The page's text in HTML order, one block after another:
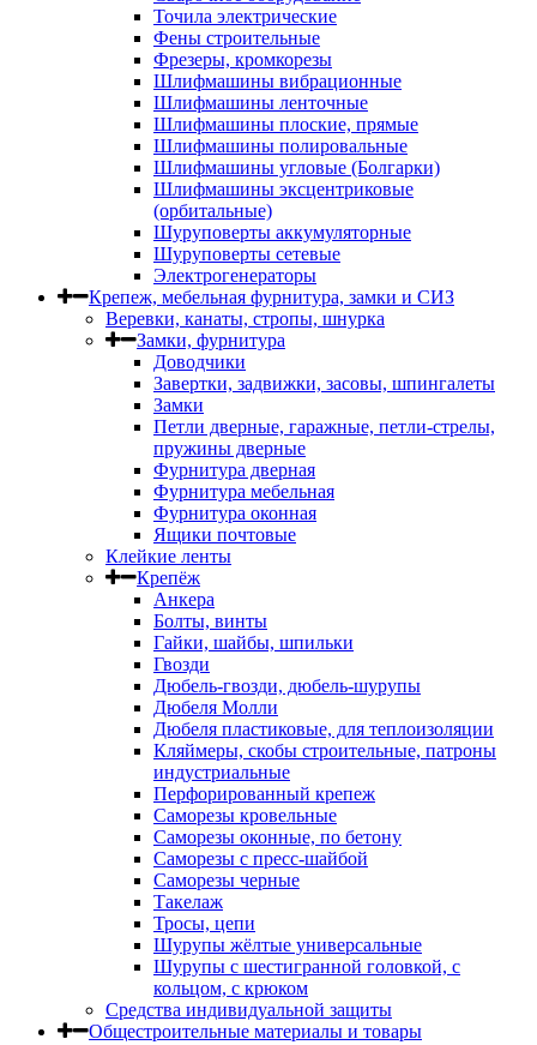
Точила электрические
Фены строительные
Фрезеры, кромкорезы
Шлифмашины вибрационные
Шлифмашины ленточные
Шлифмашины плоские, прямые
Шлифмашины полировальные
Шлифмашины угловые (Болгарки)
Шлифмашины эксцентриковые
(орбитальные)
Шуруповерты аккумуляторные
Шуруповерты сетевые
Электрогенераторы
Крепеж, мебельная фурнитура, замки и СИЗ
Веревки, канаты, стропы, шнурка
Замки, фурнитура
Доводчики
Завертки, задвижки, засовы, шпингалеты
Замки
Петли дверные, гаражные, петли-стрелы,
пружины дверные
Фурнитура дверная
Фурнитура мебельная
Фурнитура оконная
Ящики почтовые
Клейкие ленты
Крепёж
Анкера
Болты, винты
Гайки, шайбы, шпильки
Гвозди
Дюбель-гвозди, дюбель-шурупы
Дюбеля Молли
Дюбеля пластиковые, для теплоизоляции
Кляймеры, скобы строительные, патроны
индустриальные
Перфорированный крепеж
Саморезы кровельные
Саморезы оконные, по бетону
Саморезы с пресс-шайбой
Саморезы черные
Такелаж
Тросы, цепи
Шурупы жёлтые универсальные
Шурупы с шестигранной головкой, с
кольцом, с крюком
Средства индивидуальной защиты
Общестроительные материалы и товары